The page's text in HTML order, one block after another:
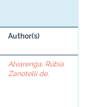
Author(s)
Alvarenga, Rúbia
Zanotelli de.